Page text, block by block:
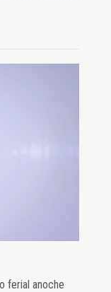
ferial anoche